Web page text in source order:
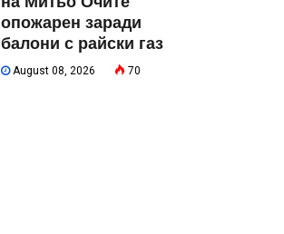
опожарен заради
балони с райски газ
August 08, 2026 70